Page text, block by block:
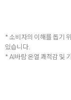
* 소비자의 이해를 돕기
있습니다.
* AI바람 온열 쾌적감 및